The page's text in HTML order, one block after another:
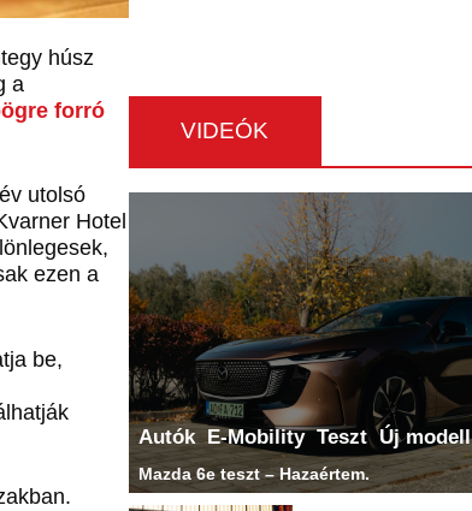
húsz
a
forró
utolsó
Hotel
ezen a
be,
VIDEÓK
Autók E-Mobility Teszt Új modell
Mazda 6e teszt – Hazaértem.